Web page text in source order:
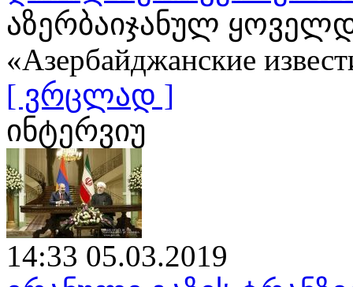
აზერბაიჯანულ
«Азербайджанские
[ ვრცლად ]
ინტერვიუ
14:33 05.03.2019